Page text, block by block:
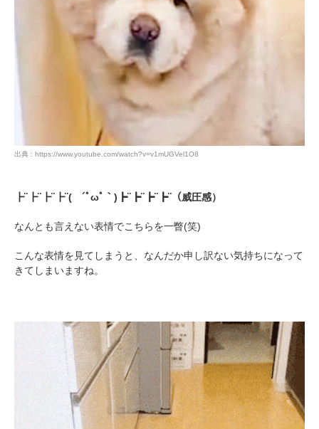
出典 : https://www.youtube.com/watch?v=v1mUGVel1O8
┣¨┣¨┣¨┣¨( ´ﾟωﾟ｀)┣¨┣¨┣¨┣¨（威圧感）
なんとも言えない表情でこちらを一瞥(笑)
こんな表情を見てしまうと、なんだか申し訳ない気持ちになって
きてしまいますね。
PECOアプリをダウンロード済みの方
アプリで開く
アプリをダウンロードする